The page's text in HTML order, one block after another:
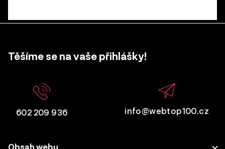
Těšíme se na vaše přihlášky!
602 209 936 info@webtop100.cz
Obsah webu